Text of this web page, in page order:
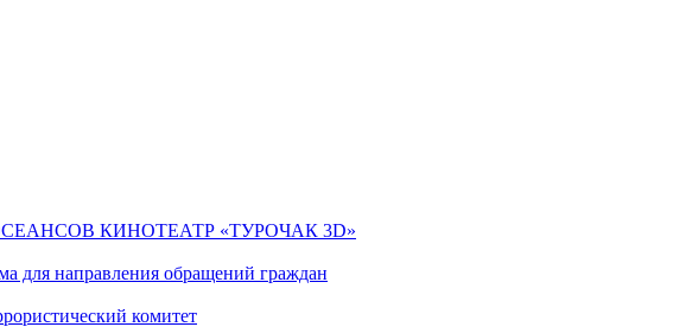
КИНОТЕАТР «ТУРОЧАК 3D»
для направления обращений граждан
комитет